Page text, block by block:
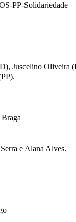
PP-Solidariedade
Juscelino Oliveira
e Alana Alves.